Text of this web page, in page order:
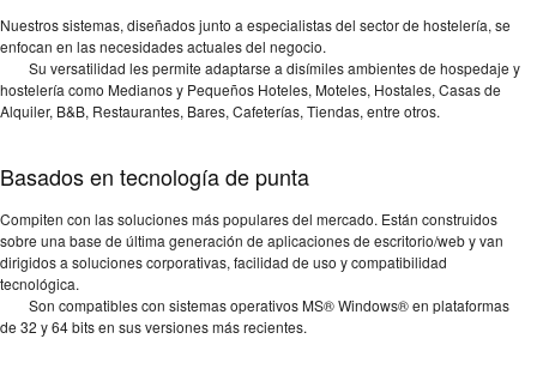
Nuestros sistemas, diseñados junto a especialistas del sector de hostelería, se
enfocan en las necesidades actuales del negocio.
Su versatilidad les permite adaptarse a disímiles ambientes de hospedaje y
hostelería como Medianos y Pequeños Hoteles, Moteles, Hostales, Casas de
Alquiler, B&B, Restaurantes, Bares, Cafeterías, Tiendas, entre otros.
Basados en tecnología de punta
Compiten con las soluciones más populares del mercado. Están construidos
sobre una base de última generación de aplicaciones de escritorio/web y van
dirigidos a soluciones corporativas, facilidad de uso y compatibilidad
tecnológica.
Son compatibles con sistemas operativos MS® Windows® en plataformas
de 32 y 64 bits en sus versiones más recientes.